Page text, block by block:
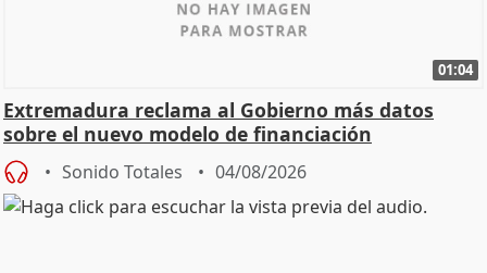
01:04
Extremadura reclama al Gobierno más datos
sobre el nuevo modelo de financiación
Sonido Totales 04/08/2026